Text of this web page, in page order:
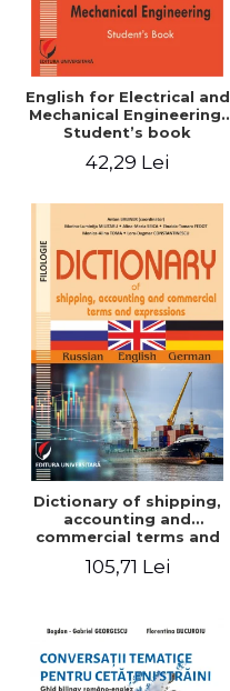
English for Electrical and
Mechanical Engineering.
Student’s book
42,29 Lei
Dictionary of shipping,
accounting and
commercial terms and
English-German
105,71 Lei